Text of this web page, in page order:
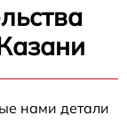
нами детали